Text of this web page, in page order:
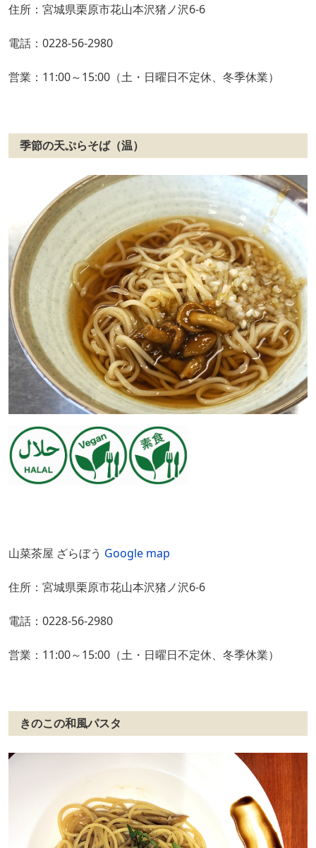
住所：宮城県栗原市花山本沢猪ノ沢6-6
電話：0228-56-2980
営業：11:00～15:00（土・日曜日不定休、冬季休業）
季節の天ぷらそば（温）
山菜茶屋 ざらぼう Google map
住所：宮城県栗原市花山本沢猪ノ沢6-6
電話：0228-56-2980
営業：11:00～15:00（土・日曜日不定休、冬季休業）
きのこの和風パスタ